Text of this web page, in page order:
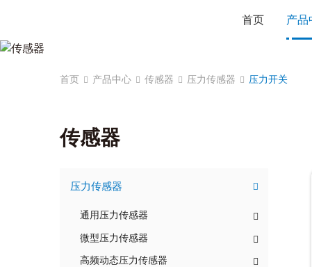
首页 产品
首页 产品中心 传感器 压力传感器 压力开关
传感器
压力传感器
通用压力传感器
微型压力传感器
高频动态压力传感器